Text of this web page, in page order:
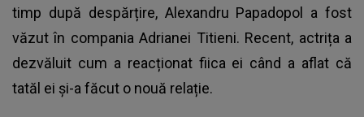
timp după despărțire, Alexandru Papadopol a fost
văzut în compania Adrianei Titieni. Recent, actrița a
dezvăluit cum a reacționat fiica ei când a aflat că
tatăl ei și-a făcut o nouă relație.